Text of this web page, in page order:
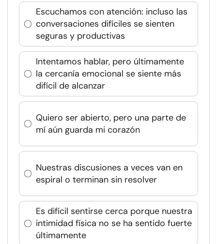
Escuchamos con atención: incluso las
conversaciones difíciles se sienten
seguras y productivas
Intentamos hablar, pero últimamente
la cercanía emocional se siente más
difícil de alcanzar
Quiero ser abierto, pero una parte de
mí aún guarda mi corazón
Nuestras discusiones a veces van en
espiral o terminan sin resolver
Es difícil sentirse cerca porque nuestra
intimidad física no se ha sentido fuerte
últimamente